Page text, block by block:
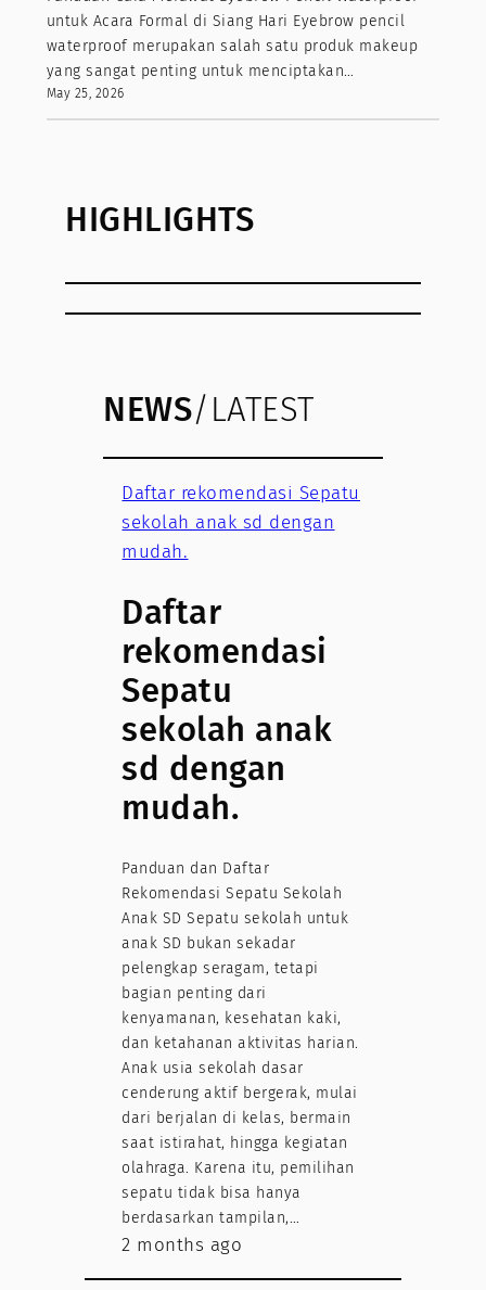
untuk Acara Formal di Siang Hari Eyebrow pencil
waterproof merupakan salah satu produk makeup
yang sangat penting untuk menciptakan…
May 25, 2026
HIGHLIGHTS
NEWS/LATEST
Daftar rekomendasi Sepatu
sekolah anak sd dengan
mudah.
Daftar
rekomendasi
Sepatu
sekolah anak
sd dengan
mudah.
Panduan dan Daftar
Rekomendasi Sepatu Sekolah
Anak SD Sepatu sekolah untuk
anak SD bukan sekadar
pelengkap seragam, tetapi
bagian penting dari
kenyamanan, kesehatan kaki,
dan ketahanan aktivitas harian.
Anak usia sekolah dasar
cenderung aktif bergerak, mulai
dari berjalan di kelas, bermain
saat istirahat, hingga kegiatan
olahraga. Karena itu, pemilihan
sepatu tidak bisa hanya
berdasarkan tampilan,…
2 months ago